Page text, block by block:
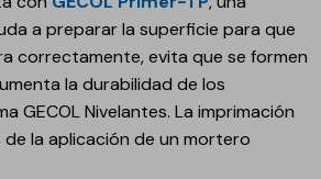
a preparar la superficie para que
correctamente, evita que se formen
la durabilidad de los
GECOL Nivelantes. La imprimación
la aplicación de un mortero